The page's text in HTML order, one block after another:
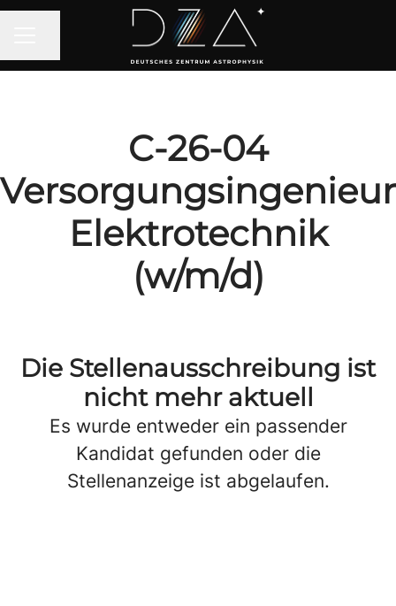
C-26-04
Versorgungsingenieur
Elektrotechnik
(w/m/d)
Die Stellenausschreibung ist
nicht mehr aktuell
Es wurde entweder ein passender
Kandidat gefunden oder die
Stellenanzeige ist abgelaufen.